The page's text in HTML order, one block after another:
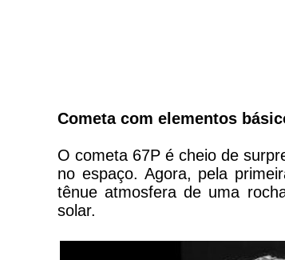
Cometa com elementos
O cometa 67P é cheio de
no espaço. Agora, pela
tênue atmosfera de uma
solar.